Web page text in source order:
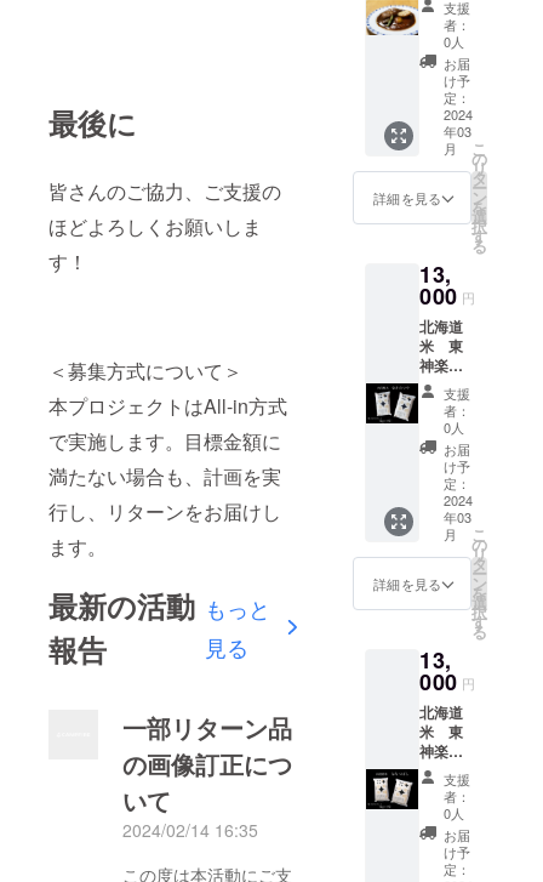
最後に
皆さんのご協力、ご支援の
ほどよろしくお願いしま
す！
＜募集方式について＞
本プロジェクトはAll-in方式
で実施します。目標金額に
満たない場合も、計画を実
行し、リターンをお届けし
ます。
最新の活動
報告
もっと
見る
一部リターン品
の画像訂正につ
いて
2024/02/14 16:35
この度は本活動にご支
こだわ
りの四
段精米
で食味
の低下
を抑え
ていま
す。
ではな
く、北
海道の
土産品
コー
ナーや
通販な
どで販
売され
ことが
多いで
酸化防
止剤(エ
リソル
ビン酸
Na)、香
辛料抽
出物、
発色剤
(硝酸
K、亜硝
酸Na)、
カラメ
料 ◆
じゃが
チーズ
ソー
セージ
〔120g
×1/北海
道〕 豚
肉(北海
道産)、
じゃが
いも、
チー
ズ、で
んぷ
腸、粉
末状大
白、ワ
イン、
香辛
料、食
塩、ぶ
どう
糖、リ
ン酸塩
(Na)、
調味料
(アミノ
酸等)、
ます
が、ブ
ルーベ
リーと
比べる
と細長
く、と
ても柔
らかい
徴の一
つで
リーが
まろや
かな甘
みと酸
味を持
つこと
に対
し、ハ
スカッ
プは皮
が非常
に薄く
水分含
有量が
多いた
べた瞬
間に甘
な酸味
が口
いっぱ
いに広
がりま
す。そ
の為、
甘みの
強いバ
ニラア
イスな
リジナ
ルのお
米。味
と粘り
の良さ
が自慢
の、当
店のい
ちおし
です。
料とし
た安全
な有機
肥料を
たっぷ
り使っ
て育て
た、体
にやさ
しい自
然派の
「北斗
米ゆき
のつ
や」。
5品種の
種もみ
を同じ
混植栽
培とい
う栽培
方法
で、稲
が競い
合い丈
夫に育
ちま
す。子
育て世
代のご
た、ほ
ど良い
粘りと
甘み。
そし
て、炊
きあが
りの美
しさ。
その優
「日本
一おい
しい米
を」と
いう北
海道民
の
「夢」
に、ア
イヌ語
で美し
いを意
味する
「ピリ
カ」を
合わせ
て名付
本を代
表する
お米に
しよう
と、北
海道民
みんな
の想い
が込め
られて
いま
す。
り残っ
た無洗
米に仕
上がり
ます。
【無洗
米につ
いて】
一般的
な白米
は精米
されて
も肌ヌ
カが
残って
いるた
め炊飯
する前
に洗う
必要が
ありま
すが、
無洗米
はその
必要が
ありま
せん。
米を洗
わずに
一緒に
一部流
出して
いたビ
タミン
B1やナ
イアシ
ンの流
出が抑
えられ
ます。
さら
と二人
三脚で
作っ
た、安
全・安
心でお
いしい
お米で
す。 精
米した
ての美
味しい
お届け
いたし
ます。
★軽洗
米と
は、そ
の名の
通り軽
く洗う
だけで
良いお
米で
す。1、
2回研が
ずに水
で軽く
洗うだ
けで炊
飯でき
精米時
にでき
るだけ
熱を加
えない
こだわ
りの四
段精米
で食味
の低下
を抑え
ていま
みが強
いのも
特徴で
す。 冷
めても
硬くな
らない
ため、
お弁当
やおに
ぎりに
もお薦
味しい
と評判
のお米
です。
【なな
つぼ
し】 平
成13年
ビュー
の「な
なつぼ
し」 北
海道米
の中で
は今
もっと
も多く
作られ
品種で
す。 粘
りのあ
る「国
宝ロー
ズ」を
配合さ
せたお
米で、
「つ
や」
「ねば
導入
し、生
産者が
丹精込
めて育
てたお
米を美
味しく
精米し
す。三
段式ミ
ター
は、精
米時に
空気を
送り込
み熱の
発生を
抑える
こと
で、熱
による
食味変
化を最
小限に
抑えま
す。 そ
うして
美味し
く精米
お米に
ごく少
量の水
を加え
表面の
糠を柔
らかく
してか
ら、粒
状のタ
ピオカ
ボール
、ハス
カッ
プ、ブ
ルーベ
リーの3
種類か
らお選
びくだ
さい。
ずき…
東神楽
た、
「奇跡
の夏い
ちご」
といわ
れる大
粒で甘
い夏イ
チゴ。
※発送時
期に関
しまし
ては混
み具合
により
変動が
ありま
商品、
発送に
関する
お問い
合わせ
は東神
楽大学
（TEL
：050-
8885-
9373）
にお願
す。 ※
原材料
及び添
加物等
の食品
表示は
お届け
商品の
ラベル
されま
す。商
必ずお
届けの
リター
ン品に
貼付さ
れたラ
ベルや
注意書
きをご
確認く
ださ
い。
《素材
からこ
だわり
「田村
牧場」
い牛乳
づくり
へ取り
組むた
め、素
材から
こだ
わって
いま
す。 夏
の間は
で、繊
維を潰
さず食
感も残
しなが
ら、柔
らかく
食べる
ことが
出来ま
た和牛
の脂と
コクの
ある深
くまろ
やかな
旨み、
粗挽の
お肉の
食感を
ご堪能
くださ
い。 ≪
人気上
昇中の
ビーフ
丼≫ 最
してい
るコン
ビーフ
丼。 あ
つあつ
の白い
ご飯に
コン
ビーフ
と刻み
ネギと
卵黄を
美味し
さを存
分に味
わって
頂けれ
ばと思
いま
す。
【北海
道産豚
海道産
豚バラ
肉を原
料と
し、丁
寧に塩
漬け・
熟成し
て桜の
スモー
クチッ
プで燻
して仕
上げま
した。
豚肉の
旨みと
をお楽
しみく
ださ
い。
【チュ
ーリン
ガー
ソー
セー
ジ】豚
肉のみ
の基本
ンバー
グ（5個
入り、1
セッ
ト）
【レン
ジで簡
単調
理！本
格
派！】
本格的
みハン
バーグ
を、レ
ンジ
アップ
で簡単
にお召
し上が
りいた
だけま
す。 ホ
テルや
レスト
ランに
も卸し
てい
る、プ
バー
グ。柔
らかさ
を保ち
つつ、
じっく
り煮込
んでも
崩れな
いよう
に仕上
げまし
支援
者：
0人
お届
け予
定：
2024
年03
月
詳細を見る
こ
の
リ
タ
ー
ン
を
選
択
す
る
13,
000 円
北海道
米 東
神楽町
産のお
米 ゆ
きのつ
や10㎏
（5㎏×2
袋） 令
和5年産
のお米
をお届
けしま
す！ 株
式会社
柳沼の
米「ゆ
きのつ
や」
を、使
い切り
に便利
な５㎏×
２袋、
計１０
㎏の
セット
をお届
支援
者：
0人
お届
け予
定：
2024
年03
月
詳細を見る
こ
の
リ
タ
ー
ン
を
選
択
す
る
13,
000 円
北海道
米 東
神楽町
産のお
米 な
なつぼ
し10㎏
（5㎏×2
袋） 令
支援
者：
0人
お届
け予
定：